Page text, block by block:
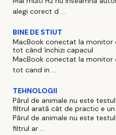
alegi corect d ...
BINE DE STIUT
MacBook conectat la monitor
tot când închizi capacul
MacBook conectat la monitor
tot cand in ...
TEHNOLOGII
Părul de animale nu este
filtrul arată cât de practic e
Părul de animale nu este
filtrul ar ...